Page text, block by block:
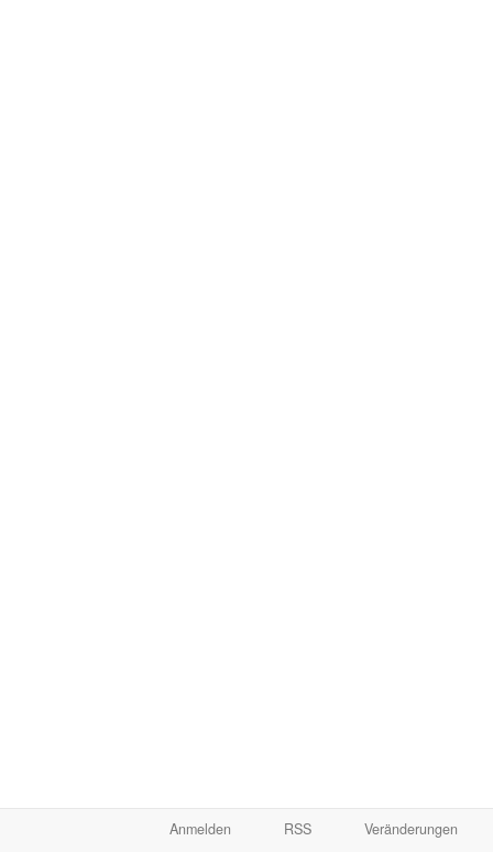
Anmelden RSS Veränderungen